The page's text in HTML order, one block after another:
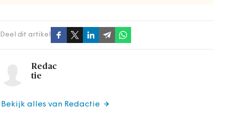
Deel dit artikel
Redac
tie
Bekijk alles van Redactie